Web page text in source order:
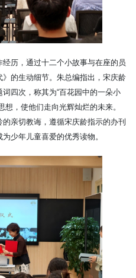
历，通过十二个小故事与在座的员
的生动细节。朱总编指出，宋庆龄
四次，称其为“百花园中的一朵小
，使他们走向光辉灿烂的未来。
亲切教诲，遵循宋庆龄指示的办刊
少年儿童喜爱的优秀读物。